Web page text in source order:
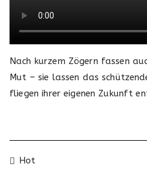
Nach kurzem Zögern fassen
Mut – sie lassen das
fliegen ihrer eigenen Zukunft
Hot